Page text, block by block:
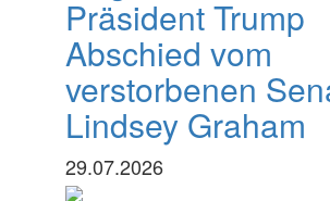
Präsident Trump
Abschied vom
verstorbenen
Lindsey Graham
29.07.2026